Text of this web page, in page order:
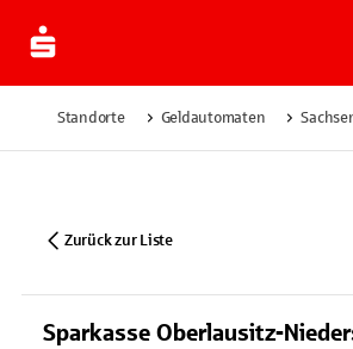
Standorte Geldautomaten
Zurück zur Liste
Sparkasse Oberlausitz-